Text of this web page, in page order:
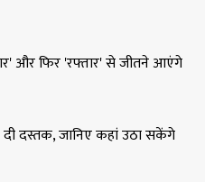
और फिर 'रफ्तार' से जीतने आएंगे
दस्तक, जानिए कहां उठा सकेंगे